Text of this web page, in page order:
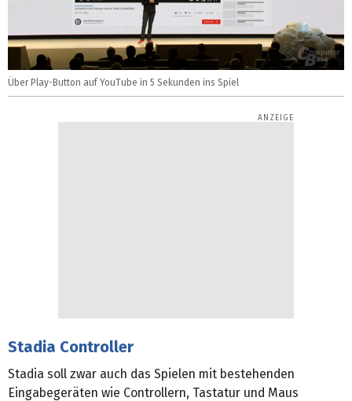
Über Play-Button auf YouTube in 5 Sekunden ins Spiel
Stadia Controller
Stadia soll zwar auch das Spielen mit bestehenden
Eingabegeräten wie Controllern, Tastatur und Maus